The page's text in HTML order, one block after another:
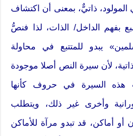
المولود، ذاتيٌّ، بمعنى أن اكتشاف
بفهم الداخل/ الذات، لذا فنصُّ
يبدو للمتتبع في محاولة
لأن سيرة النص أصلا موجودة
هذه السيرة في حروف كأنها
وأخرى غير ذلك، ويتطلب
أو أماكن، قد تبدو مرآة للأماكن